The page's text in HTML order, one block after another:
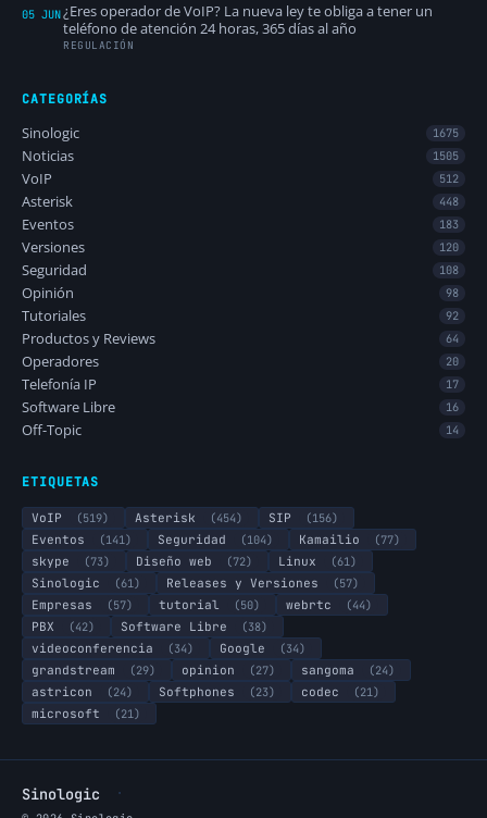
05 JUN¿Eres operador de VoIP? La nueva ley te obliga a tener un
teléfono de atención 24 horas, 365 días al año
REGULACIÓN
CATEGORÍAS
Sinologic 1675
Noticias 1505
VoIP 512
Asterisk 448
Eventos 183
Versiones 120
Seguridad 108
Opinión 98
Tutoriales 92
Productos y Reviews 64
Operadores 20
Telefonía IP 17
Software Libre 16
Off-Topic 14
ETIQUETAS
VoIP (519) Asterisk (454) SIP
(156)
Eventos
(141) Seguridad (104) Kamailio
(77)
skype
(73) Diseño web (72) Linux
(61)
Sinologic
(61) Releases y Versiones
(57)
Empresas
(57) tutorial (50) webrtc
(44)
PBX
(42) Software Libre
(38)
videoconferencia
(34) Google
(34)
grandstream
(29) opinion (27) sangoma
(24)
astricon
(24) Softphones (23) codec
(21)
microsoft
(21)
Sinologic ·